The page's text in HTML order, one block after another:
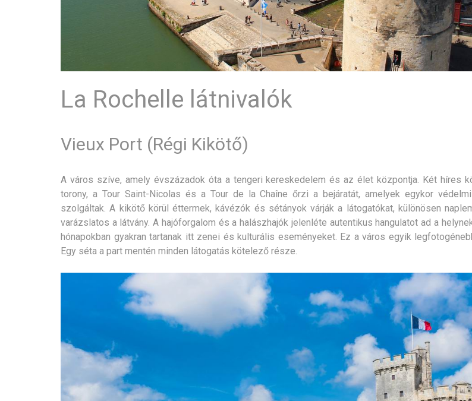
La Rochelle látnivalók
Vieux Port (Régi Kikötő)
A város szíve, amely évszázadok óta a tengeri kereskedelem és az élet központja. Két híres
torony, a Tour Saint-Nicolas és a Tour de la Chaîne őrzi a bejáratát, amelyek egykor
szolgáltak. A kikötő körül éttermek, kávézók és sétányok várják a látogatókat, különösen
varázslatos a látvány. A hajóforgalom és a halászhajók jelenléte autentikus hangulatot ad a
hónapokban gyakran tartanak itt zenei és kulturális eseményeket. Ez a város egyik
Egy séta a part mentén minden látogatás kötelező része.